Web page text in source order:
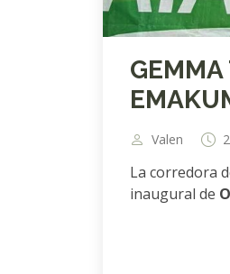
GEMMA
Valen
La corredora
inaugural de